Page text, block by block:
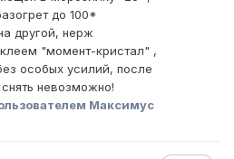
до 100*
другой, нерж
"момент-кристал" ,
особых усилий, после
невозможно!
Максимус